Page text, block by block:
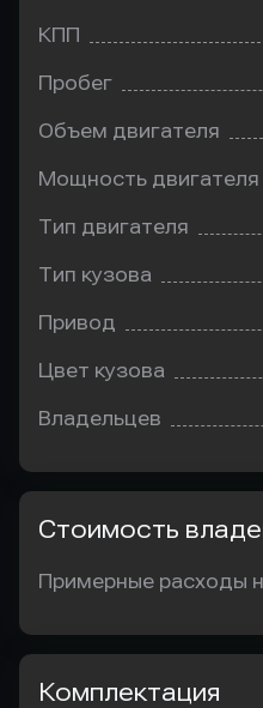
КПП
Пробег
Объем двигателя
Мощность двигателя
Тип двигателя
Тип кузова
Привод
Цвет кузова
Владельцев
Стоимость
Примерные расходы
Комплектация